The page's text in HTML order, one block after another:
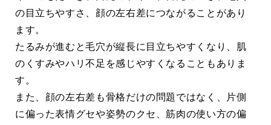
の目立ちやすさ、顔の左右差につながることがあり
ます。
たるみが進むと毛穴が縦長に目立ちやすくなり、肌
のくすみやハリ不足を感じやすくなることもありま
す。
また、顔の左右差も骨格だけの問題ではなく、片側
に偏った表情グセや姿勢のクセ、筋肉の使い方の偏